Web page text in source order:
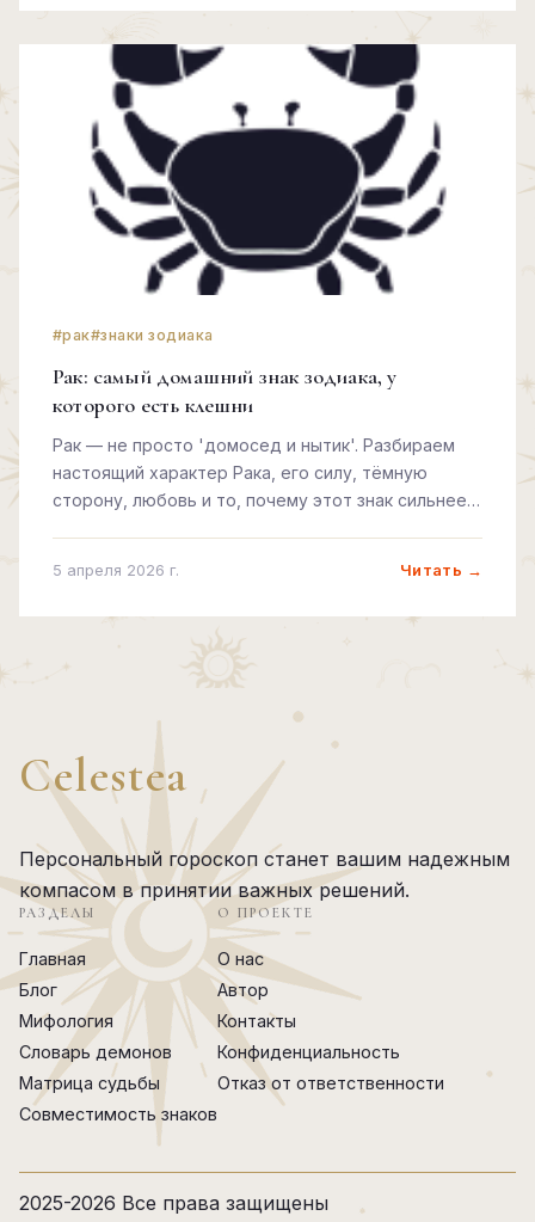
#рак#знаки зодиака
Рак: самый домашний знак зодиака, у
которого есть клешни
Рак — не просто 'домосед и нытик'. Разбираем
настоящий характер Рака, его силу, тёмную
сторону, любовь и то, почему этот знак сильнее,
5 апреля 2026 г. Читать →
Celestea
Персональный гороскоп станет вашим надежным
компасом в принятии важных решений.
РАЗДЕЛЫ
Главная
Блог
Мифология
Словарь демонов
Матрица судьбы
Совместимость знаков
О ПРОЕКТЕ
О нас
Автор
Контакты
Конфиденциальность
Отказ от ответственности
2025-2026 Все права защищены